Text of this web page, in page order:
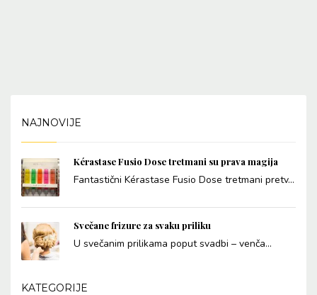
NAJNOVIJE
Kérastase Fusio Dose tretmani su prava magija
Fantastični Kérastase Fusio Dose tretmani pretv...
Svečane frizure za svaku priliku
U svečanim prilikama poput svadbi – venča...
KATEGORIJE